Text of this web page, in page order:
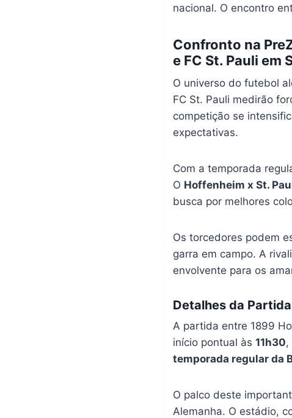
nacional. O encontro
Confronto na
e FC St. Pauli em
O universo do futebol
FC St. Pauli medirão
competição se
expectativas.
Com a temporada
O Hoffenheim x St.
busca por melhores
Os torcedores podem
garra em campo. A
envolvente para os
Detalhes da
A partida entre 1899
início pontual às 11h30
temporada regular da
O palco deste
Alemanha. O estádio,